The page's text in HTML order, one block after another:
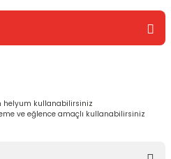
helyum kullanabilirsiniz
ve eğlence amaçlı kullanabilirsiniz